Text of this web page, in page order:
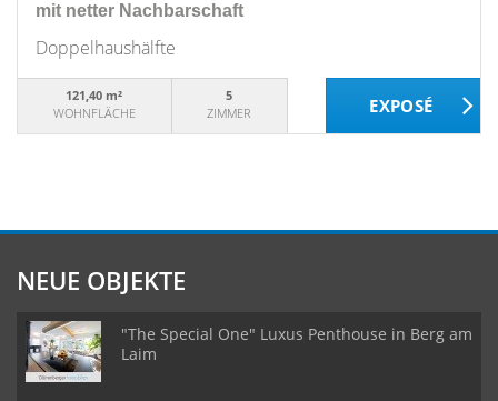
mit netter Nachbarschaft
Doppelhaushälfte
121,40 m²
WOHNFLÄCHE
5
ZIMMER
NEUE OBJEKTE
"The Special One" Luxus Penthouse in Berg am
Laim